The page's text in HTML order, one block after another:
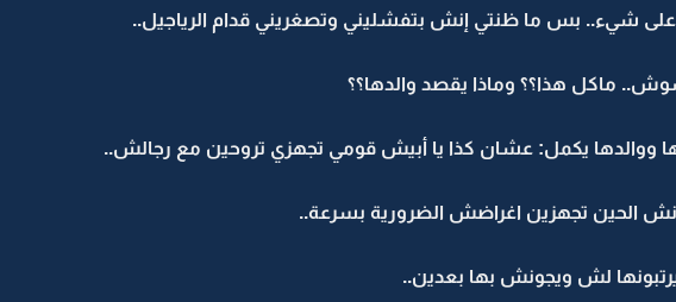
شيء.. بس ما ظنتي إنش بتفشليني وتصغريني قدام الرياجيل..
ماكل هذا؟؟ وماذا يقصد والدها؟؟
ووالدها يكمل: عشان كذا يا أبيش قومي تجهزي تروحين مع رجالش..
الحين تجهزين اغراضش الضرورية بسرعة..
لش ويجونش بها بعدين..